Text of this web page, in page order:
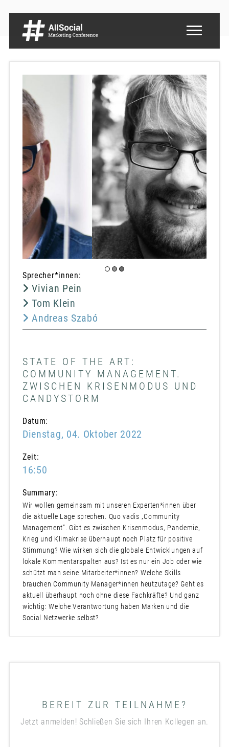
Sprecher*innen:
Vivian Pein
Tom Klein
Andreas Szabó
STATE OF THE ART:
COMMUNITY MANAGEMENT.
ZWISCHEN KRISENMODUS UND
CANDYSTORM
Datum:
Dienstag, 04. Oktober 2022
Zeit:
16:50
Summary:
Wir wollen gemeinsam mit unseren Experten*innen über
die aktuelle Lage sprechen. Quo vadis „Community
Management“. Gibt es zwischen Krisenmodus, Pandemie,
Krieg und Klimakrise überhaupt noch Platz für positive
Stimmung? Wie wirken sich die globale Entwicklungen auf
lokale Kommentarspalten aus? Ist es nur ein Job oder wie
schützt man seine Mitarbeiter*innen? Welche Skills
brauchen Community Manager*innen heutzutage? Geht es
aktuell überhaupt noch ohne diese Fachkräfte? Und ganz
wichtig: Welche Verantwortung haben Marken und die
Social Netzwerke selbst?
BEREIT ZUR TEILNAHME?
Jetzt anmelden! Schließen Sie sich Ihren Kollegen an.